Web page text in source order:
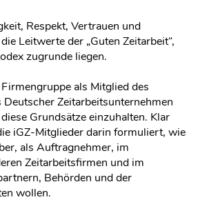
Respekt, Vertrauen und
Leitwerte der „Guten Zeitarbeit“,
zugrunde liegen.
als Mitglied des
Deutscher Zeitarbeitsunternehmen
Grundsätze einzuhalten. Klar
iGZ-Mitglieder darin formuliert, wie
als Auftragnehmer, im
Zeitarbeitsfirmen und im
Behörden und der
wollen.